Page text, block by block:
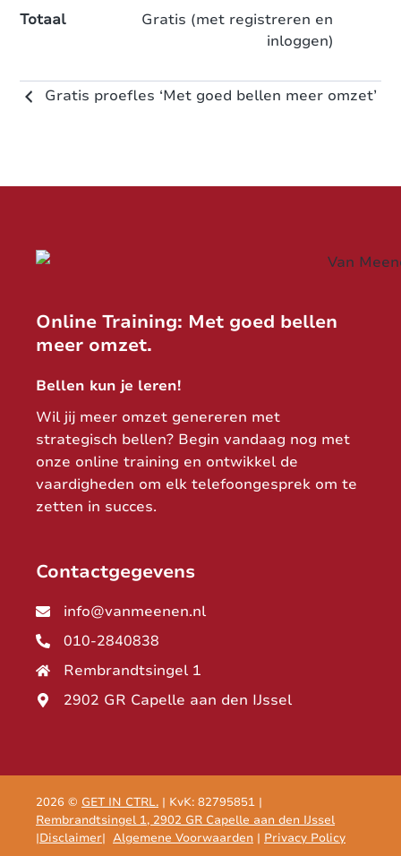
Totaal
Gratis (met registreren en
inloggen)
Gratis proefles ‘Met goed bellen meer omzet’
Online Training: Met goed bellen
meer omzet.
Bellen kun je leren!
Wil jij meer omzet genereren met
strategisch bellen? Begin vandaag nog met
onze online training en ontwikkel de
vaardigheden om elk telefoongesprek om te
zetten in succes.
Contactgegevens
info@vanmeenen.nl
010-2840838
Rembrandtsingel 1
2902 GR Capelle aan den IJssel
2026 © GET IN CTRL. | KvK: 82795851 |
Rembrandtsingel 1, 2902 GR Capelle aan den IJssel
|Disclaimer| Algemene Voorwaarden | Privacy Policy